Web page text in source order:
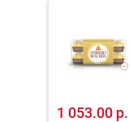
1 053.00 р.